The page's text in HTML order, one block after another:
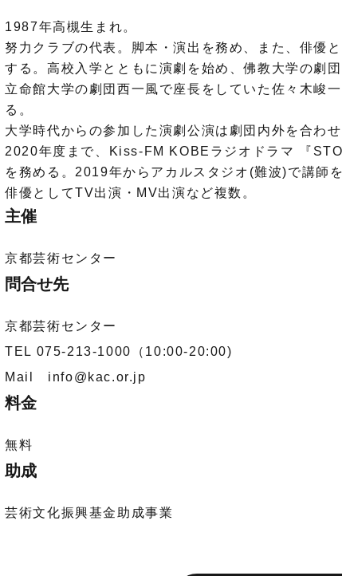
1987年高槻生まれ。
努力クラブの代表。脚本・演出を務め、また、俳優
する。高校入学とともに演劇を始め、佛教大学の劇
立命館大学の劇団西一風で座長をしていた佐々木峻
る。
大学時代からの参加した演劇公演は劇団内外を合わ
2020年度まで、Kiss-FM KOBEラジオドラマ 『
を務める。2019年からアカルスタジオ(難波)で講師を
俳優としてTV出演・MV出演など複数。
主催
京都芸術センター
問合せ先
京都芸術センター
TEL 075-213-1000（10:00-20:00)
Mail info@kac.or.jp
料金
無料
助成
芸術文化振興基金助成事業